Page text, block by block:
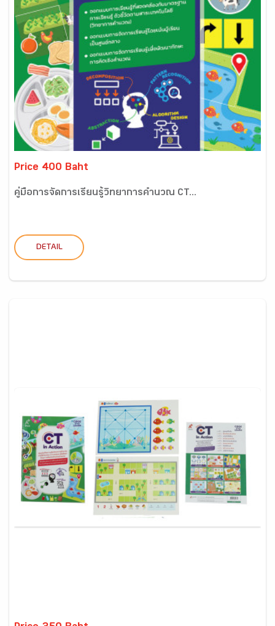
Price 400 Baht
คู่มือการจัดการเรียนรู้วิทยาการคำนวณ CT...
DETAIL